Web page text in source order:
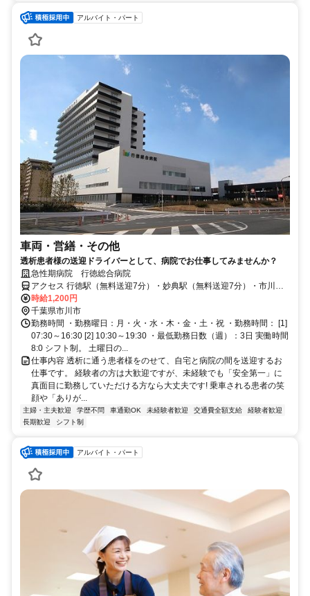
アルバイト・パート
車両・営繕・その他
透析患者様の送迎ドライバーとして、病院でお仕事してみませんか？
急性期病院 行徳総合病院
アクセス 行徳駅（無料送迎7分）・妙典駅（無料送迎7分）・市川塩
浜（無料送迎7分）
時給1,200円
千葉県市川市
勤務時間 ・勤務曜日：月・火・水・木・金・土・祝 ・勤務時間： [1]
07:30～16:30 [2] 10:30～19:30 ・最低勤務日数（週）：3日 実働時間
8:0 シフト制。 土曜日の...
仕事内容 透析に通う患者様をのせて、自宅と病院の間を送迎するお
仕事です。 経験者の方は大歓迎ですが、未経験でも「安全第一」に
真面目に勤務していただける方なら大丈夫です! 乗車される患者の笑
顔や「ありが...
主婦・主夫歓迎 学歴不問 車通勤OK 未経験者歓迎 交通費全額支給
経験者歓迎
長期歓迎
シフト制
アルバイト・パート